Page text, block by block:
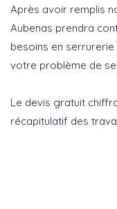
Après avoir remplis
Aubenas prendra
besoins en
votre problème de
Le devis gratuit
récapitulatif des